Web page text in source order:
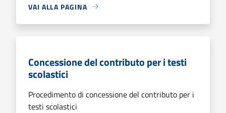
VAI ALLA PAGINA
Concessione del contributo per i testi
scolastici
Procedimento di concessione del contributo per i
testi scolastici